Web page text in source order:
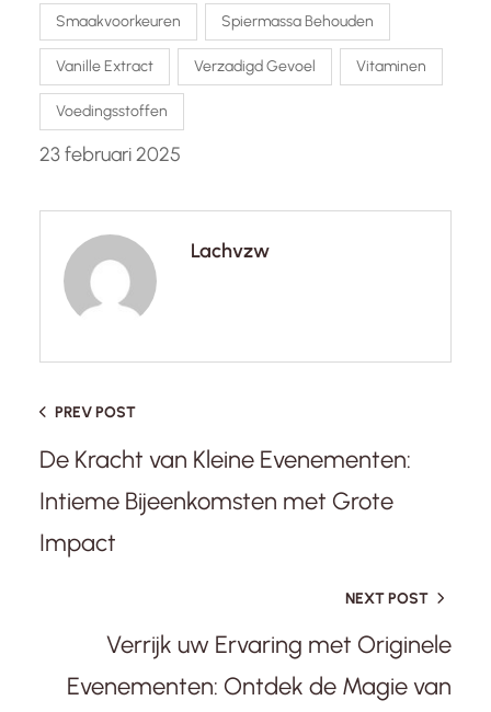
Smaakvoorkeuren Spiermassa Behouden
Vanille Extract Verzadigd Gevoel Vitaminen
Voedingsstoffen
23 februari 2025
Lachvzw
PREV POST
De Kracht van Kleine Evenementen:
Intieme Bijeenkomsten met Grote
Impact
NEXT POST
Verrijk uw Ervaring met Originele
Evenementen: Ontdek de Magie van